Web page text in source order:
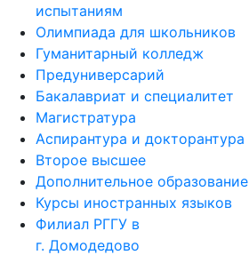
испытаниям
Олимпиада для школьников
Гуманитарный колледж
Предуниверсарий
Бакалавриат и специалитет
Магистратура
Аспирантура и докторантура
Второе высшее
Дополнительное образование
Курсы иностранных языков
Филиал РГГУ в
г. Домодедово